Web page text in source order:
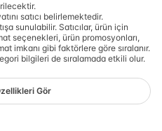
satıcı belirlemektedir.
sunulabilir. Satıcılar, ürün için
seçenekleri, ürün promosyonları,
imkanı gibi faktörlere göre sıralanır.
bilgileri de sıralamada etkili olur.
Gör